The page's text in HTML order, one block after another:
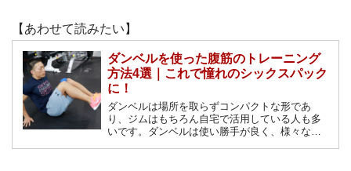
【あわせて読みたい】
ダンベルを使った腹筋のトレーニング
方法4選｜これで憧れのシックスパック
に！
ダンベルは場所を取らずコンパクトな形であ
り、ジムはもちろん自宅で活用している人も多
いです。ダンベルは使い勝手が良く、様々なト